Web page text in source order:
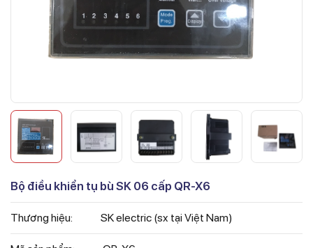
Bộ điều khiển tụ bù SK 06 cấp QR-X6
Thương hiệu: SK electric (sx tại Việt Nam)